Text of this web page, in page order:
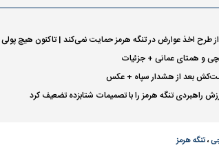
از طرح اخذ عوارض در تنگه هرمز حمایت نمی‌‌کند | تاکنون هیچ پولی
و همتای عمانی + جزئیات
بعد از هشدار سپاه + عکس
راهبردی تنگه هرمز را با تصمیمات شتابزده تضعیف کرد
،تنگه هرمز